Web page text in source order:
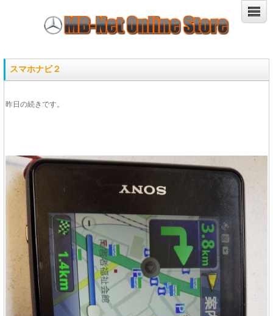
スマホナビ２
昨日の続きです。